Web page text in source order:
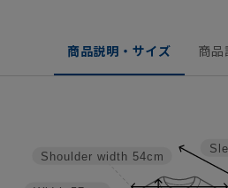
商品説明・サイズ 商品
Shoulder width 54cm